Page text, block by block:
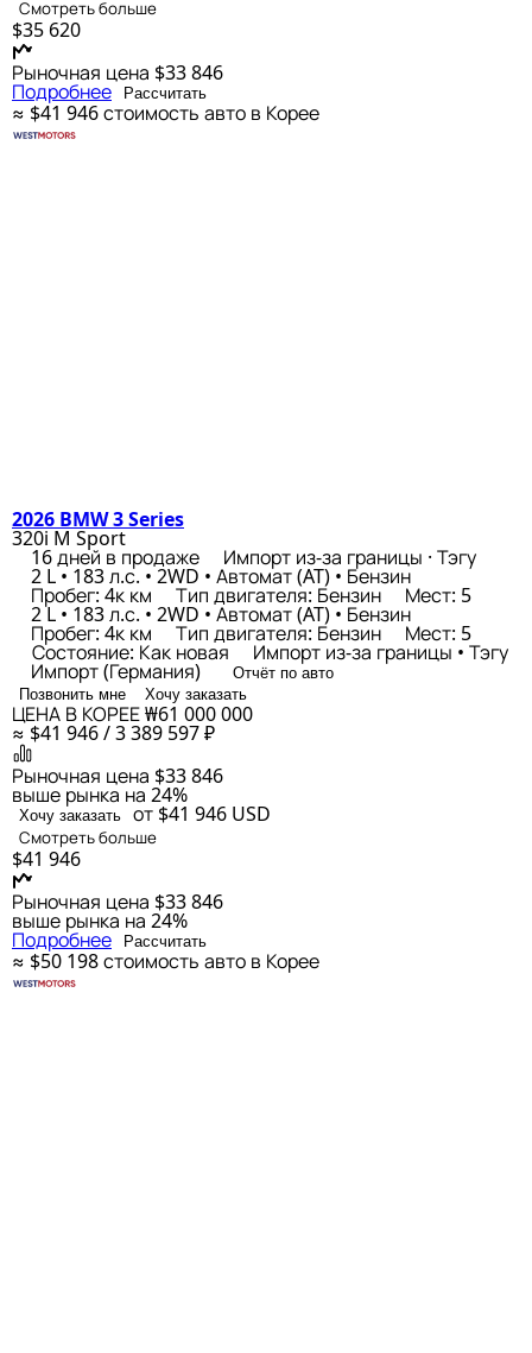
Смотреть больше
$35 620
Рыночная цена $33 846
Подробнее Рассчитать
≈ $41 946стоимость авто в Корее
2026 BMW 3 Series
320i M Sport
16 дней в продаже Импорт из-за границы · Тэгу
2 L • 183 л.с. • 2WD • Автомат (AT) • Бензин
Пробег: 4к км Тип двигателя: Бензин Мест: 5
2 L • 183 л.с. • 2WD • Автомат (AT) • Бензин
Пробег: 4к км Тип двигателя: Бензин Мест: 5
Состояние: Как новая Импорт из-за границы • Тэгу
Импорт (Германия)
Отчёт по авто
Позвонить мне
Хочу заказать
ЦЕНА В КОРЕЕ₩61 000 000
≈ $41 946 / 3 389 597 ₽
Рыночная цена $33 846
выше рынка на 24%
Хочу заказать от $41 946 USD
Смотреть больше
$41 946
Рыночная цена $33 846
выше рынка на 24%
Подробнее Рассчитать
≈ $50 198стоимость авто в Корее